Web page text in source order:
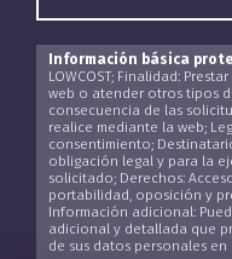
Información básica
LOWCOST; Finalidad:
web o atender otros tipos
consecuencia de las
realice mediante la web;
consentimiento;
obligación legal y para la
solicitado; Derechos:
portabilidad, oposición y
Información adicional:
adicional y detallada que
de sus datos personales